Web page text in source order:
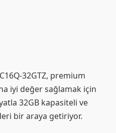
32GTZ, premium
iyi değer sağlamak için
32GB kapasiteli ve
bir araya getiriyor.